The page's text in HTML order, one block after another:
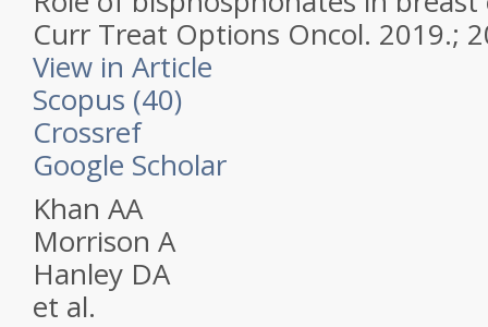
Curr Treat Options Oncol. 2019.;
View in Article
Scopus (40)
Crossref
Google Scholar
Khan AA
Morrison A
Hanley DA
et al.